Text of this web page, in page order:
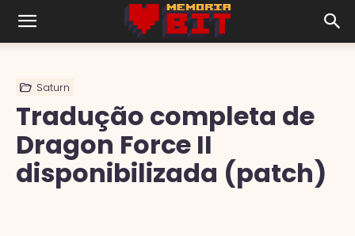
Saturn
Tradução completa de
Dragon Force II
disponibilizada (patch)